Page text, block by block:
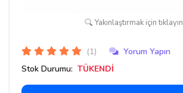
Yakınlaştırmak için tıklayın
(1)
Yorum Yapın
Stok Durumu: TÜKENDİ